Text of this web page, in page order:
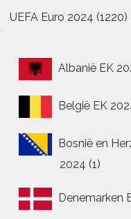
UEFA Euro 2024 1220
Albanië EK
België EK
Bosnië en
2024 11
Denemarken